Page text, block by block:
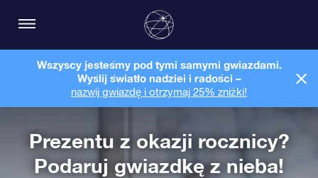
Wszyscy jesteśmy pod tymi samymi gwiazdami.
Wyślij światło nadziei i radości –
nazwij gwiazdę i otrzymaj 25% zniżki!
Prezentu z okazji rocznicy?
Podaruj gwiazdkę z nieba!